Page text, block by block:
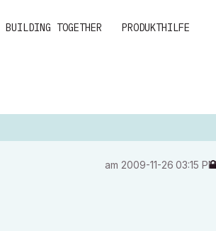
BUILDING TOGETHER PRODUKTHILFE
am ‎2009-11-26 03:15 PM